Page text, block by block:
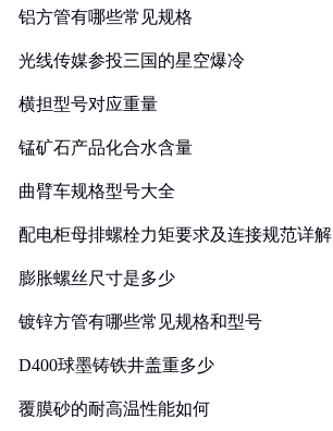
铝方管有哪些常见规格
光线传媒参投三国的星空爆冷
横担型号对应重量
锰矿石产品化合水含量
曲臂车规格型号大全
配电柜母排螺栓力矩要求及连接规范详解
膨胀螺丝尺寸是多少
镀锌方管有哪些常见规格和型号
D400球墨铸铁井盖重多少
覆膜砂的耐高温性能如何